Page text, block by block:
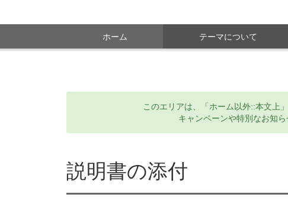
ホーム テーマについて
このエリアは、「ホーム以外::本文上
キャンペーンや特別なお知
説明書の添付